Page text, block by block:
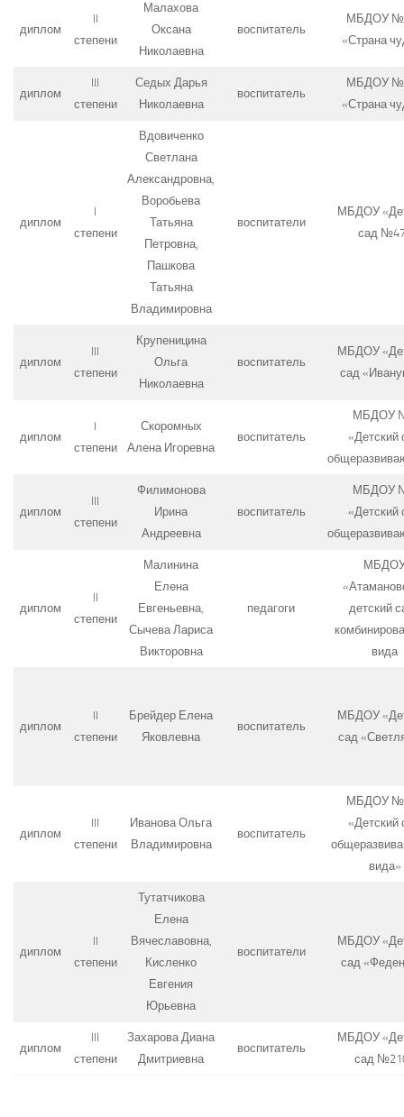
диплом
II
степени
Малахова
Оксана
Николаевна
воспитатель
МБДОУ
«Страна
диплом
III
степени
Седых Дарья
Николаевна
воспитатель
МБДОУ
«Страна
диплом
I
степени
Вдовиченко
Светлана
Александровна,
Воробьева
Татьяна
Петровна,
Пашкова
Татьяна
Владимировна
воспитатели
МБДОУ
сад
диплом
III
степени
Крупеницина
Ольга
Николаевна
воспитатель
МБДОУ
сад
диплом
I
степени
Скоромных
Алена Игоревна
воспитатель
МБДОУ
«Детский
диплом
III
степени
Филимонова
Ирина
Андреевна
воспитатель
МБДОУ
«Детский
диплом
II
степени
Малинина
Елена
Евгеньевна,
Сычева Лариса
Викторовна
педагоги
детский
вида
диплом
II
степени
Брейдер Елена
Яковлевна
воспитатель
МБДОУ
сад
диплом
III
степени
Иванова Ольга
Владимировна
воспитатель
МБДОУ
«Детский
вида»
диплом
II
степени
Тутатчикова
Елена
Вячеславовна,
Кисленко
Евгения
Юрьевна
воспитатели
МБДОУ
сад
диплом
III
степени
Захарова Диана
Дмитриевна
воспитатель
МБДОУ
сад